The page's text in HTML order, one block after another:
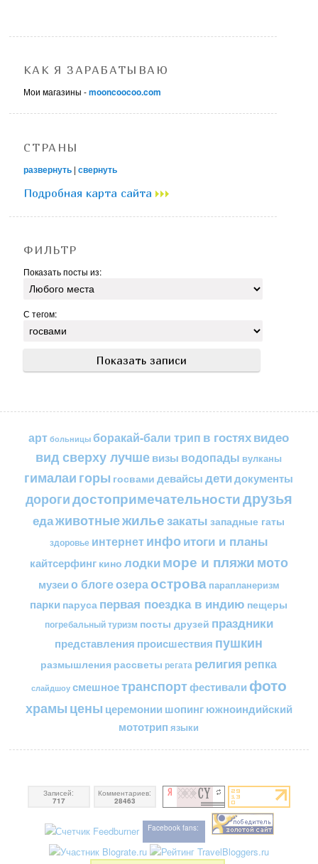
КАК Я ЗАРАБАТЫВАЮ
Мои магазины -mooncoocoo.com
СТРАНЫ
развернуть |свернуть
Подробная карта сайта
ФИЛЬТР
Показать посты из:
С тегом:
арт больницы боракай-бали трип в гостяхвидео
вид сверху лучшевизы водопады вулканы
гималаи горы госвами девайсы детидокументы
дорогидостопримечательностидрузья
едаживотныежильезакаты западные гаты
здоровье интернетинфоитоги и планы
кайтсерфинг кино лодкиморе и пляжимото
музеи о блогеозераострова парапланеризм
парки паруса первая поездка в индию пещеры
погребальный туризм посты друзей праздники
представления происшествия пушкин
размышления рассветы регата религия репка
слайдшоу смешноетранспортфестивали фото
храмы цены церемонии шопингюжноиндийский
мототрип языки
Записей:
717
Комментариев:
28463
Facebook fans: